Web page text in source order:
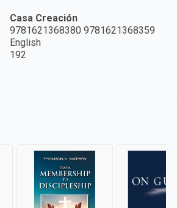
Casa Creación
9781621368380 9781621368359
English
192